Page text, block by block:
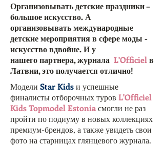
Организовывать детские праздники –
большое искусство. А
организовывать международные
детские мероприятия в сфере моды -
искусство вдвойне. И у
нашего партнера, журнала L'Officiel в
Латвии, это получается отлично!
Модели Star Kidsи успешные
финалисты отборочных туров L'Officiel
Kids Topmodel Estoniaсмогли не раз
пройти по подиуму в новых коллекциях
премиум-брендов, а также увидеть свои
фото на старницах глянцевого журнала.